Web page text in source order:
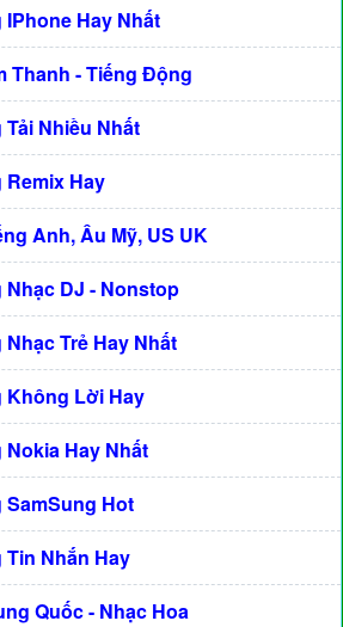
Hay Nhất
Thanh - Tiếng Động
Nhiều Nhất
Remix Hay
Anh, Âu Mỹ, US UK
DJ - Nonstop
Trẻ Hay Nhất
Không Lời Hay
Hay Nhất
SamSung Hot
Nhắn Hay
Quốc - Nhạc Hoa